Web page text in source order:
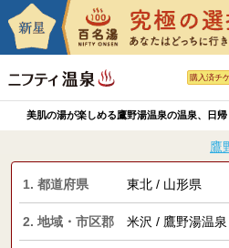
購入済チ
美肌の湯が楽しめる鷹野湯温泉の温泉、日
鷹
1. 都道府県 東北 / 山形県
2. 地域・市区郡 米沢 / 鷹野湯温泉